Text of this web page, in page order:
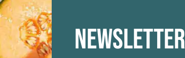
Newsletter